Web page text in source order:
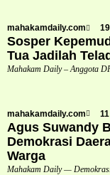
mahakamdaily.com
Sosper
Tua Jadilah
Mahakam Daily – Anggota
mahakamdaily.com
Agus Suwandy
Demokrasi
Warga
Mahakam Daily —